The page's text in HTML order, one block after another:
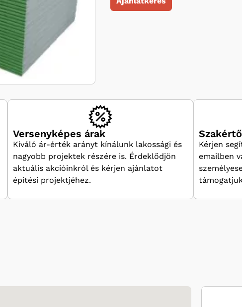
Versenyképes árak
Kiváló ár-érték arányt kínálunk lakossági és
nagyobb projektek részére is. Érdeklődjön
aktuális akcióinkról és kérjen ajánlatot
építési projektjéhez.
Kérjen
emailben